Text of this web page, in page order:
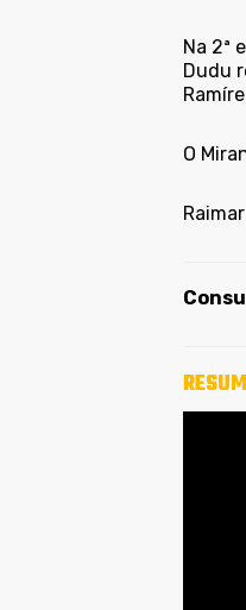
Na 2ª
Dudu
O